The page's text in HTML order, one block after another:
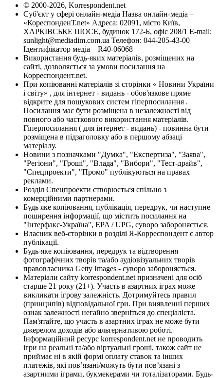
© 2000-2026, Korrespondent.net
Суб'єкт у сфері онлайн-медіа Назва онлайн-медіа –
«КореспонденТ.net» Адреса: 02091, місто Київ,
ХАРКІВСЬКЕ ШОСЕ, будинок 172-Б, офіс 208/1 E-mail:
sunlight@mediadim.com.ua Телефон: 044-205-43-00
Ідентифікатор медіа – R40-06068
Використання будь-яких матеріалів, розміщених на
сайті, дозволяється за умови посилання на
Корреспондент.net.
При копіюванні матеріалів зі сторінки « Новини України
і світу» , для інтернет - видань - обов'язкове пряме
відкрите для пошукових систем гіперпосилання .
Посилання має бути розміщена в незалежності від
повного або часткового використання матеріалів.
Гіперпосилання ( для інтернет - видань) - повинна бути
розміщена в підзаголовку або в першому абзаці
матеріалу.
Новини з позначками "Думка", "Експертиза", "Заява",
"Регіони", "Гроші", "Влада", "Вибори", "Тест-драйв",
"Спецпроекти", "Промо" публікуються на правах
реклами.
Розділ Спецпроекти створюється спільно з
комерційними партнерами.
Будь яке копіювання, публікація, передрук, чи наступне
поширення інформації, що містить посилання на
"Інтерфакс-Україна", EPA / UPG, суворо забороняється.
Власник веб-сторінки в розділі Я-Корреспондент є автор
публікації.
Будь-яке копіювання, передрук та відтворення
фотографічних творів та/або аудіовізуальних творів
правовласника Getty Images - суворо забороняється.
Матеріали сайту korrespondent.net призначені для осіб
старше 21 року (21+). Участь в азартних іграх може
викликати ігрову залежність. Дотримуйтесь правил
(принципів) відповідальної гри. При виявленні перших
ознак залежності негайно зверніться до спеціаліста.
Пам'ятайте, що участь в азартних іграх не може бути
джерелом доходів або альтернативою роботі.
Інформаційний ресурс korrespondent.net не проводить
ігри на реальні та/або віртуальні гроші, також сайт не
приймає ні в якій формі оплату ставок та інших
платежів, які пов’язані/можуть бути пов’язані з
азартними іграми, букмекерами чи тоталізаторами. Будь-